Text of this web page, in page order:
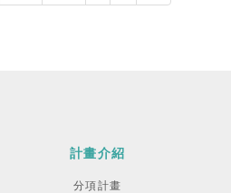
計畫介紹
分項計畫